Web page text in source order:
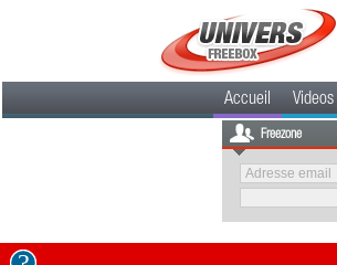
Accueil Videos
Freezone